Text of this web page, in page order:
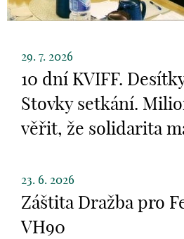
29. 7. 2026
10 dní KVIFF.
Stovky setkání.
věřit, že solidarita
23. 6. 2026
Záštita Dražba pro
VH90